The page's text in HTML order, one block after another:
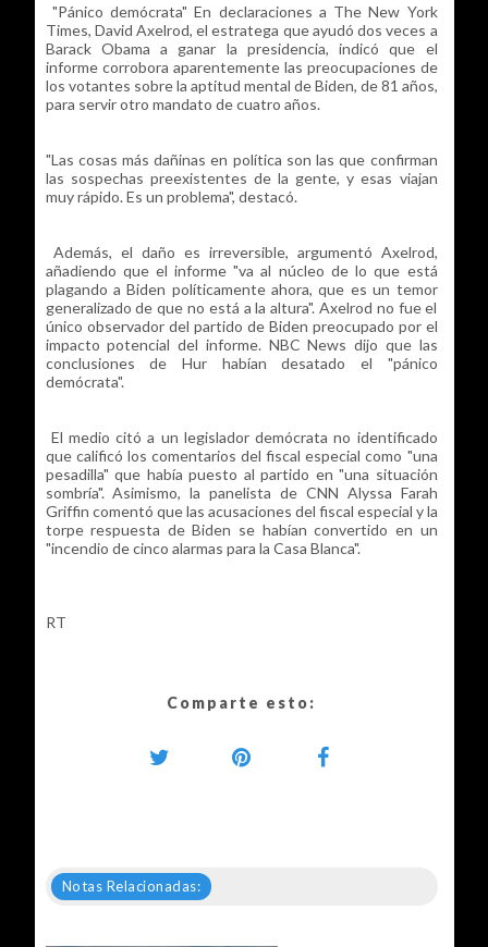
"Pánico demócrata" En declaraciones a The New York
Times, David Axelrod, el estratega que ayudó dos veces a
Barack Obama a ganar la presidencia, indicó que el
informe corrobora aparentemente las preocupaciones de
los votantes sobre la aptitud mental de Biden, de 81 años,
para servir otro mandato de cuatro años.
"Las cosas más dañinas en política son las que confirman
las sospechas preexistentes de la gente, y esas viajan
muy rápido. Es un problema", destacó.
Además, el daño es irreversible, argumentó Axelrod,
añadiendo que el informe "va al núcleo de lo que está
plagando a Biden políticamente ahora, que es un temor
generalizado de que no está a la altura". Axelrod no fue el
único observador del partido de Biden preocupado por el
impacto potencial del informe. NBC News dijo que las
conclusiones de Hur habían desatado el "pánico
demócrata".
El medio citó a un legislador demócrata no identificado
que calificó los comentarios del fiscal especial como "una
pesadilla" que había puesto al partido en "una situación
sombría". Asimismo, la panelista de CNN Alyssa Farah
Griffin comentó que las acusaciones del fiscal especial y la
torpe respuesta de Biden se habían convertido en un
"incendio de cinco alarmas para la Casa Blanca".
RT
Comparte esto:
Notas Relacionadas: